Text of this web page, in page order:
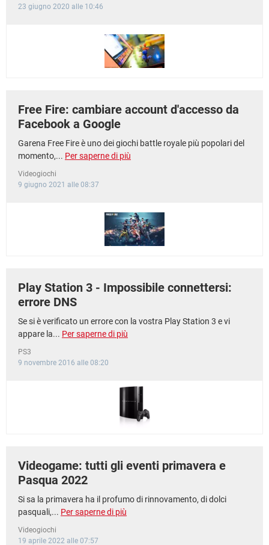
23 giugno 2020 alle 10:46
Free Fire: cambiare account d'accesso da
Facebook a Google
Garena Free Fire è uno dei giochi battle royale più popolari del
momento,... Per saperne di più
Videogiochi
9 giugno 2021 alle 08:37
Play Station 3 - Impossibile connettersi:
errore DNS
Se si è verificato un errore con la vostra Play Station 3 e vi
appare la... Per saperne di più
PS3
9 novembre 2016 alle 08:20
Videogame: tutti gli eventi primavera e
Pasqua 2022
Si sa la primavera ha il profumo di rinnovamento, di dolci
pasquali,... Per saperne di più
Videogiochi
19 aprile 2022 alle 07:57